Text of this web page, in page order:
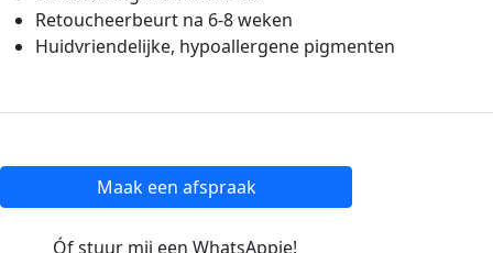
Retoucheerbeurt na 6-8 weken
Huidvriendelijke, hypoallergene pigmenten
Maak een afspraak
Óf stuur mij een WhatsAppje!